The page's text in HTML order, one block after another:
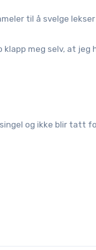
til å svelge
klapp meg selv, at
og ikke blir tatt